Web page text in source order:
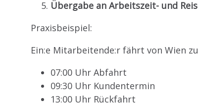
Übergabe an Arbeitszeit- und
Praxisbeispiel:
Ein:e Mitarbeitende:r fährt von Wien
07:00 Uhr Abfahrt
09:30 Uhr Kundentermin
13:00 Uhr Rückfahrt